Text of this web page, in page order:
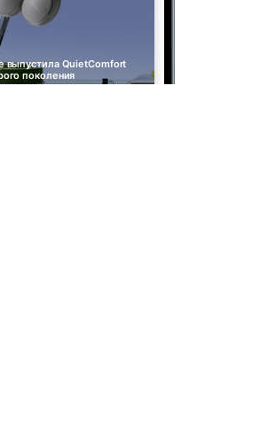
выпустила QuietComfort
поколения